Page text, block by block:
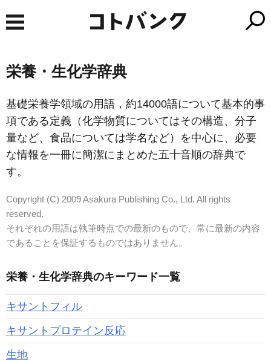
栄養・生化学辞典
基礎栄養学領域の用語，約14000語について基本的事
項である定義（化学物質についてはその構造、分子
量など、食品については学名など）を中心に、必要
な情報を一冊に簡潔にまとめた五十音順の辞典で
す。
Copyright (C) 2009 Asakura Publishing Co., Ltd. All rights
reserved.
それぞれの用語は執筆時点での最新のもので、常に最新の内容
であることを保証するものではありません。
栄養・生化学辞典のキーワード一覧
キサントフィル
キサントプロテイン反応
生地